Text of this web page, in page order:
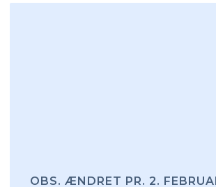
OBS. ÆNDRET PR. 2.